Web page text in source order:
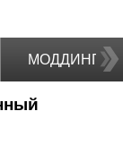
МОДДИНГ